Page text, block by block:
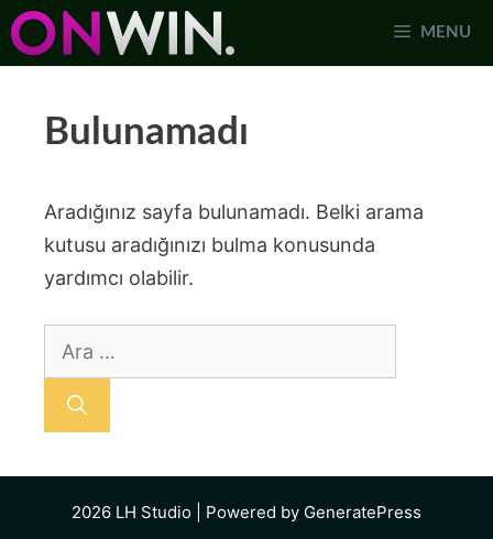
İçeriğe
atla
MENU
Bulunamadı
Aradığınız sayfa bulunamadı. Belki arama
kutusu aradığınızı bulma konusunda
yardımcı olabilir.
için
ara
2026 LH Studio | Powered by GeneratePress